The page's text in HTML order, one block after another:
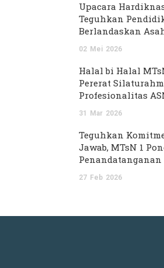
Upacara
Teguhkan
Berlandaskan
02 Mei 2026
Halal bi Halal
Pererat
Profesionalitas
31 Mar 2026
Teguhkan
Jawab, MTsN 1
27 Feb 2026